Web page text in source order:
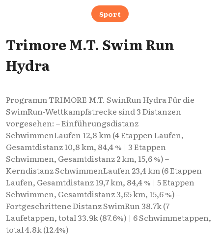
Sport
Trimore M.T. Swim Run
Hydra
Programm TRIMORE M.T. SwinRun Hydra Für die
SwimRun-Wettkampfstrecke sind 3 Distanzen
vorgesehen: – Einführungsdistanz
SchwimmenLaufen 12,8 km (4 Etappen Laufen,
Gesamtdistanz 10,8 km, 84,4 % | 3 Etappen
Schwimmen, Gesamtdistanz 2 km, 15,6 %) –
Kerndistanz SchwimmenLaufen 23,4 km (6 Etappen
Laufen, Gesamtdistanz 19,7 km, 84,4 % | 5 Etappen
Schwimmen, Gesamtdistanz 3,65 km, 15,6 %) –
Fortgeschrittene Distanz SwimRun 38.7k (7
Laufetappen, total 33.9k (87.6%) | 6 Schwimmetappen,
total 4.8k (12.4%)